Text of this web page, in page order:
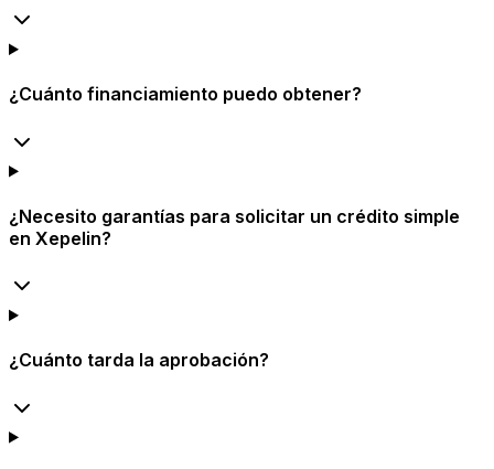
¿Cuánto financiamiento puedo obtener?
¿Necesito garantías para solicitar un crédito simple
en Xepelin?
¿Cuánto tarda la aprobación?